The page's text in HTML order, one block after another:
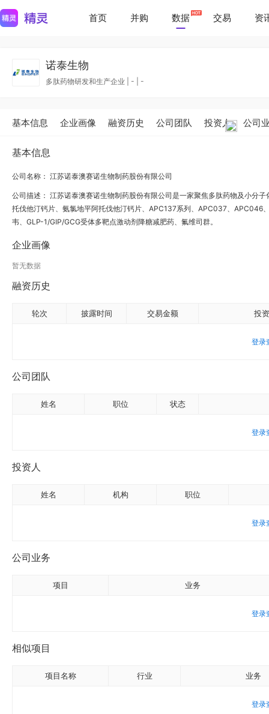
首页 并购 数据 交易 资
诺泰生物
多肽药物研发和生产企业 - -
基本信息 企业画像 融资历史 公司团队 投资人 公司
基本信息
公司名称： 江苏诺泰澳赛诺生物制药股份有限公司
公司描述： 江苏诺泰澳赛诺生物制药股份有限公司是一家聚焦多肽药物及小分
托伐他汀钙片、氨氯地平阿托伐他汀钙片、APC137系列、APC037、
韦、GLP-1/GIP/GCG受体多靶点激动剂降糖减肥药、氟维司群。
企业画像
暂无数据
融资历史
轮次 披露时间 交易金额 投
登录
公司团队
姓名 职位 状态
登录
投资人
姓名 机构 职位
登录
公司业务
项目 业务
登录
相似项目
项目名称 行业 业务
登录